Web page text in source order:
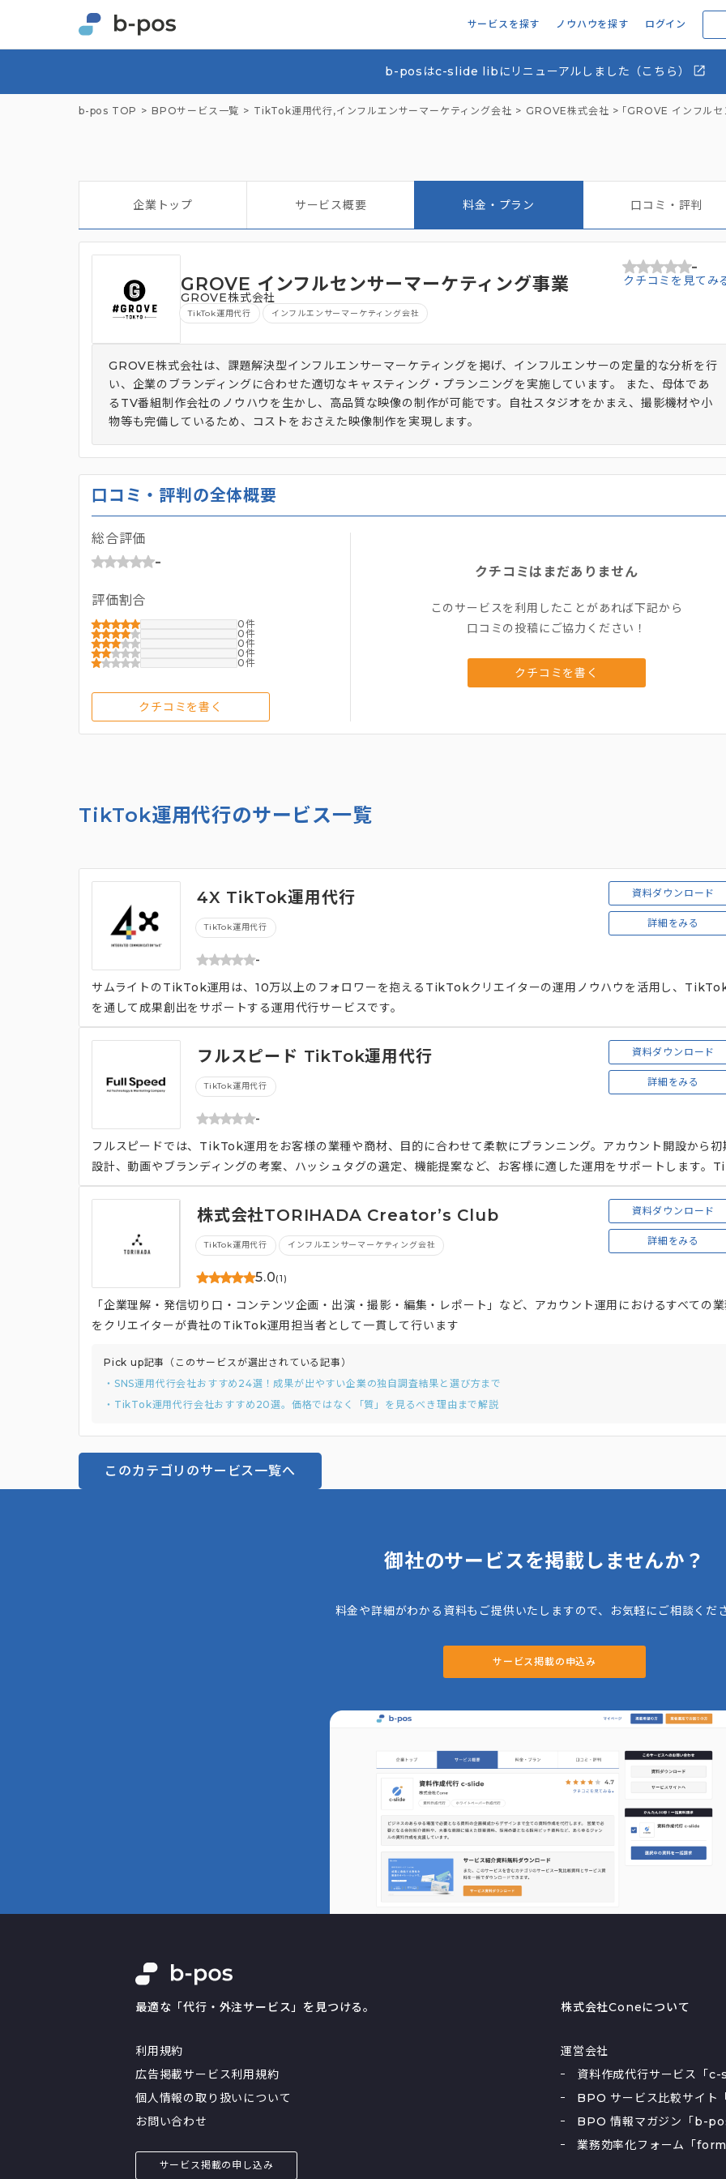
サービスを探す ノウハウを探す ログイン
b-posはc-slide libにリニューアルしました（こちら）
b-pos TOP BPOサービス一覧 TikTok運用代行,インフルエンサーマーケティング会社 GROVE株式会社 「GROVE インフルセ
企業トップ サービス概要 料金・プラン 口コミ・評判
GROVE インフルセンサーマーケティング事業
GROVE株式会社
TikTok運用代行 インフルエンサーマーケティング会社
-
クチコミを見てみ
GROVE株式会社は、課題解決型インフルエンサーマーケティングを掲げ、インフルエンサーの定量的な分析を行
い、企業のブランディングに合わせた適切なキャスティング・プランニングを実施しています。 また、母体であ
るTV番組制作会社のノウハウを生かし、高品質な映像の制作が可能です。自社スタジオをかまえ、撮影機材や小
物等も完備しているため、コストをおさえた映像制作を実現します。
口コミ・評判の全体概要
総合評価
-
評価割合
0
0
0
0
0
クチコミを書く
クチコミはまだありません
このサービスを利用したことがあれば下記から
口コミの投稿にご協力ください！
クチコミを書く
TikTok運用代行のサービス一覧
4X TikTok運用代行
TikTok運用代行
-
資料ダウンロード
詳細をみる
サムライトのTikTok運用は、10万以上のフォロワーを抱えるTikTokクリエイターの運用ノウハウを活用し、
を通して成果創出をサポートする運用代行サービスです。
フルスピード TikTok運用代行
TikTok運用代行
-
資料ダウンロード
詳細をみる
フルスピードでは、TikTok運用をお客様の業種や商材、目的に合わせて柔軟にプランニング。アカウント開設から初
設計、動画やブランディングの考案、ハッシュタグの選定、機能提案など、お客様に適した運用をサポートします。
Tokではクリエイティブが特に重要視されており、フルスピードはその制作にも対応可能で、お客様の要望に応じた
エイターやインフルエンサー、カメラマンのアサインも可能です。
株式会社TORIHADA Creatorʼs Club
TikTok運用代行 インフルエンサーマーケティング会社
5.0(1)
資料ダウンロード
詳細をみる
「企業理解・発信切り⼝・コンテンツ企画・出演・撮影・編集・レポート」など、アカウント運⽤におけるすべての
をクリエイターが貴社のTikTok運⽤担当者として⼀貫して⾏います
Pick up記事（このサービスが選出されている記事）
・SNS運用代行会社おすすめ24選！成果が出やすい企業の独自調査結果と選び方まで
・TikTok運用代行会社おすすめ20選。価格ではなく「質」を見るべき理由まで解説
このカテゴリのサービス一覧へ
御社のサービスを掲載しませんか？
料金や詳細がわかる資料もご提供いたしますので、お気軽にご相談くだ
サービス掲載の申込み
最適な「代行・外注サービス」を見つける。
利用規約
広告掲載サービス利用規約
個人情報の取り扱いについて
お問い合わせ
サービス掲載の申し込み
株式会社Coneについて
運営会社
資料作成代行サービス「
BPO サービス比較サイ
BPO 情報マガジン「b-
業務効率化フォーム「